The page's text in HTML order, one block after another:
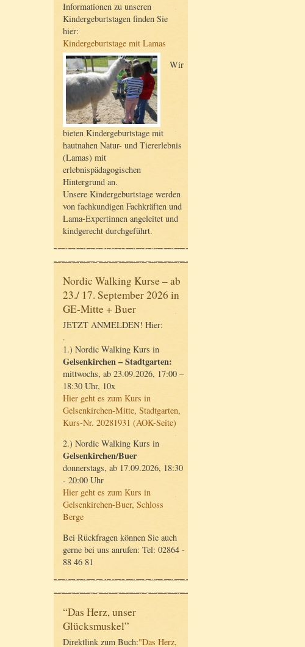
Informationen zu unseren
Kindergeburtstagen finden Sie
hier:
Kindergeburtstage mit Lamas
Wir
bieten Kindergeburtstage mit
hautnahen Natur- und Tiererlebnis
(Lamas) mit
erlebnispädagogischen
Hintergrund an.
Unsere Kindergeburtstage werden
von fachkundigen Fachkräften und
Lama-Expertinnen angeleitet und
kindgerecht durchgeführt.
Nordic Walking Kurse – ab
23./ 17. September 2026 in
GE-Mitte + Buer
JETZT ANMELDEN! Hier:
.
1.) Nordic Walking Kurs in
Gelsenkirchen – Stadtgarten:
mittwochs, ab 23.09.2026, 17:00 –
18:30 Uhr, 10x
Hier geht es zum Kurs in
Gelsenkirchen-Mitte, Stadtgarten,
Kurs-Nr. 20281931 (AOK-Seite)
2.) Nordic Walking Kurs in
Gelsenkirchen/Buer
donnerstags, ab 17.09.2026, 18:30
- 20:00 Uhr
Hier geht es zum Kurs in
Gelsenkirchen-Buer, Schloss
Berge
Bei Rückfragen können Sie auch
gerne bei uns anrufen: Tel: 02864 -
88 46 81
“Das Herz, unser
Glücksmuskel”
Direktlink zum Buch:"Das Herz,